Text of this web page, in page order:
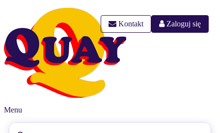
Kontakt Zaloguj się
Menu